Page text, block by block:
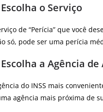
o Serviço
de “Perícia” que você
só, pode ser uma perícia
Escolha a Agência
do INSS mais
agência mais próxima de